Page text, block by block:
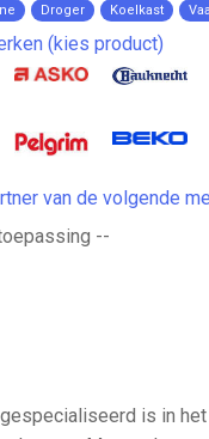
Droger Koelkast
(kies product)
van de volgende
--
is in